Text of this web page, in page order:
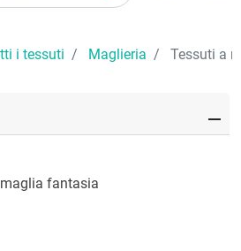
i tessuti Maglieria Tessuti a
fantasia